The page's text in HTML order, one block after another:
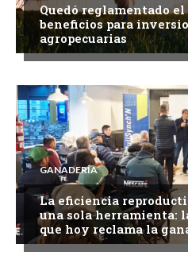
Quedó reglamentado
beneficios para
agropecuarias
GANADERÍA
La eficiencia
una sola herramienta:
que hoy reclama la